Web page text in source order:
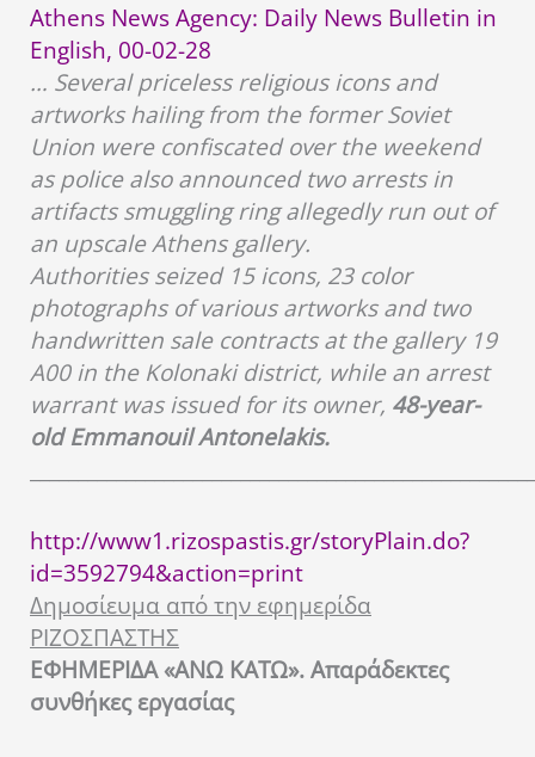
Athens News Agency: Daily News Bulletin in
English, 00-02-28
… Several priceless religious icons and
artworks hailing from the former Soviet
Union were confiscated over the weekend
as police also announced two arrests in
artifacts smuggling ring allegedly run out of
an upscale Athens gallery.
Authorities seized 15 icons, 23 color
photographs of various artworks and two
handwritten sale contracts at the gallery 19
A00 in the Kolonaki district, while an arrest
warrant was issued for its owner, 48-year-
old Emmanouil Antonelakis.
http://www1.rizospastis.gr/storyPlain.do?
id=3592794&action=print
Δημοσίευμα από την εφημερίδα
ΡΙΖΟΣΠΑΣΤΗΣ
ΕΦΗΜΕΡΙΔΑ «ΑΝΩ ΚΑΤΩ».Απαράδεκτες
συνθήκες εργασίας